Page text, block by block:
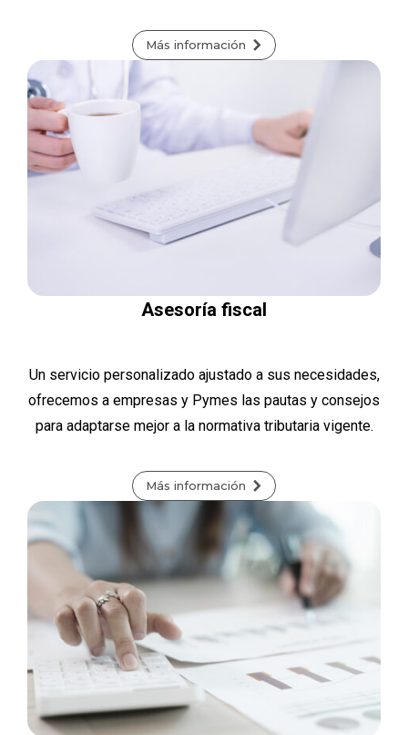
Más información
Asesoría fiscal
Un servicio personalizado ajustado a sus necesidades,
ofrecemos a empresas y Pymes las pautas y consejos
para adaptarse mejor a la normativa tributaria vigente.
Más información